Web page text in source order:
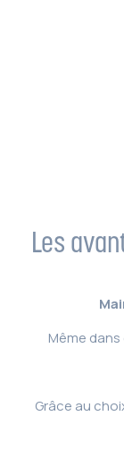
Les
Même
Grâce au